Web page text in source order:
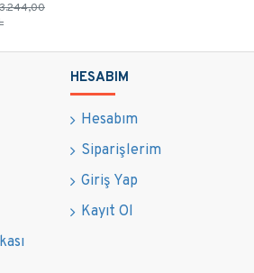
HESABIM
Hesabım
Siparişlerim
Giriş Yap
Kayıt Ol